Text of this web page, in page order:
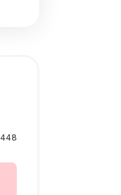
448